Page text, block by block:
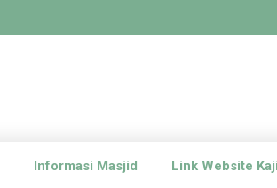
Informasi Masjid Link Website